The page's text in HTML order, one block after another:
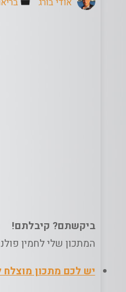
ביקשתם? קיבלתם!
המתכון שלי לחמין
יש לכם מתכון מוצלח